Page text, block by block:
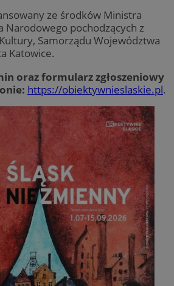
ze środków Ministra
Narodowego pochodzących z
Samorządu Województwa
Katowice.
oraz formularz zgłoszeniowy
https://obiektywnieslaskie.pl.